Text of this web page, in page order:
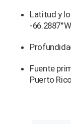
Latitud y
-66.2887°W
Fuente
Puerto